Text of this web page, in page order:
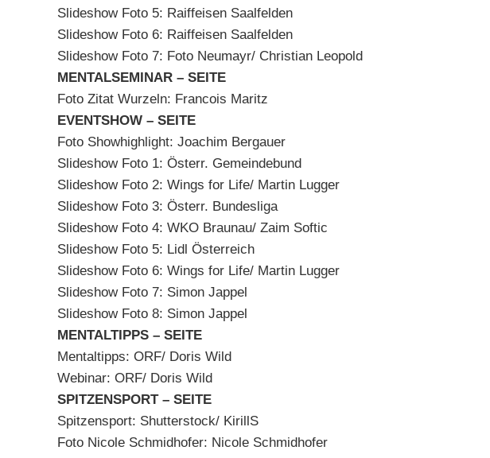
Slideshow Foto 5: Raiffeisen Saalfelden
Slideshow Foto 6: Raiffeisen Saalfelden
Slideshow Foto 7: Foto Neumayr/ Christian Leopold
MENTALSEMINAR – SEITE
Foto Zitat Wurzeln: Francois Maritz
EVENTSHOW – SEITE
Foto Showhighlight: Joachim Bergauer
Slideshow Foto 1: Österr. Gemeindebund
Slideshow Foto 2: Wings for Life/ Martin Lugger
Slideshow Foto 3: Österr. Bundesliga
Slideshow Foto 4: WKO Braunau/ Zaim Softic
Slideshow Foto 5: Lidl Österreich
Slideshow Foto 6: Wings for Life/ Martin Lugger
Slideshow Foto 7: Simon Jappel
Slideshow Foto 8: Simon Jappel
MENTALTIPPS – SEITE
Mentaltipps: ORF/ Doris Wild
Webinar: ORF/ Doris Wild
SPITZENSPORT – SEITE
Spitzensport: Shutterstock/ KirillS
Foto Nicole Schmidhofer: Nicole Schmidhofer